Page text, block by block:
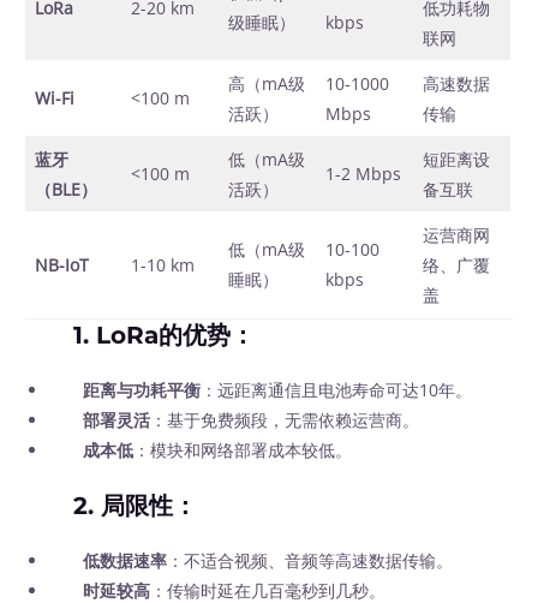
LoRa 2-20 km
级睡眠）
kbps
低功耗物
联网
Wi-Fi <100 m
高（mA级
活跃）
10-1000
Mbps
高速数据
传输
蓝牙
（BLE）
<100 m
低（mA级
活跃）
1-2 Mbps
短距离设
备互联
NB-IoT 1-10 km
低（mA级
睡眠）
10-100
kbps
运营商网
络、广覆
盖
1. LoRa的优势 ：
距离与功耗平衡 ：远距离通信且电池寿命可达10年。
部署灵活 ：基于免费频段，无需依赖运营商。
成本低 ：模块和网络部署成本较低。
2. 局限性 ：
低数据速率 ：不适合视频、音频等高速数据传输。
时延较高 ：传输时延在几百毫秒到几秒。